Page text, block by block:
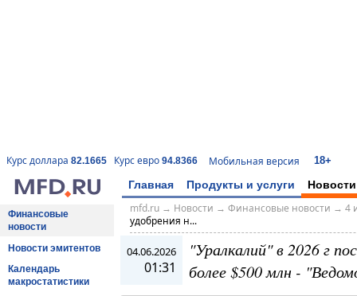
Курс доллара 82.1665 Курс евро 94.8366 Мобильная версия 18+
Главная Продукты и услуги Новости
Финансовые
новости
Новости эмитентов
Календарь
макростатистики
mfd.ru→ Новости → Финансовые новости → 4
удобрения н...
04.06.2026
01:31
"Уралкалий" в 2026 г
более $500 млн -